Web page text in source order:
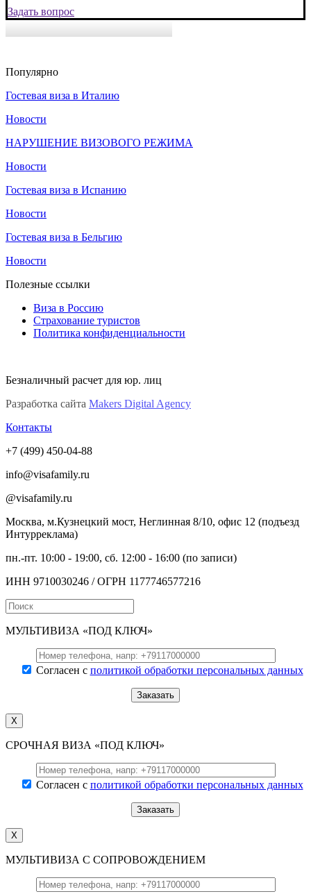
Задать вопрос
Популярно
Гостевая виза в Италию
Новости
НАРУШЕНИЕ ВИЗОВОГО РЕЖИМА
Новости
Гостевая виза в Испанию
Новости
Гостевая виза в Бельгию
Новости
Полезные ссылки
Виза в Россию
Страхование туристов
Политика конфиденциальности
Безналичный расчет для юр. лиц
Разработка сайта Makers Digital Agency
Контакты
+7 (499) 450-04-88
info@visafamily.ru
@visafamily.ru
Москва, м.Кузнецкий мост, Неглинная 8/10, офис 12 (подъезд
Интурреклама)
пн.-пт. 10:00 - 19:00, сб. 12:00 - 16:00 (по записи)
ИНН 9710030246 / ОГРН 1177746577216
МУЛЬТИВИЗА «ПОД КЛЮЧ»
Согласен с политикой обработки персональных данных
X
СРОЧНАЯ ВИЗА «ПОД КЛЮЧ»
Согласен с политикой обработки персональных данных
X
МУЛЬТИВИЗА С СОПРОВОЖДЕНИЕМ